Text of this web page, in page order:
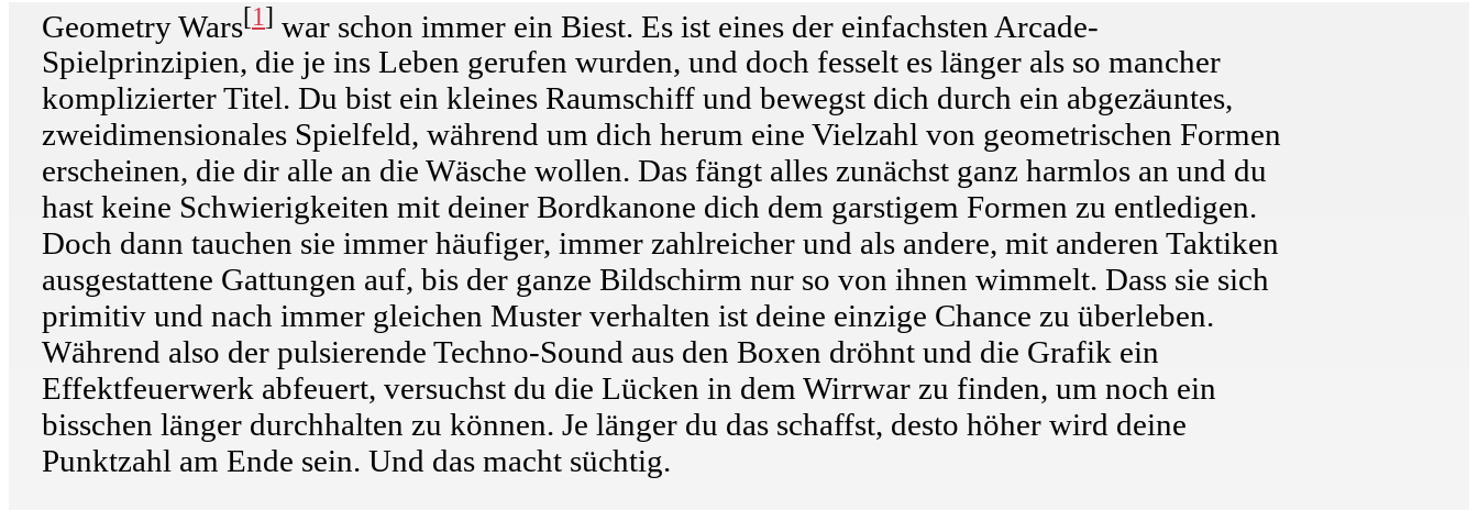
Geometry Wars[1] war schon immer ein Biest. Es ist eines der einfachsten Arcade-
Spielprinzipien, die je ins Leben gerufen wurden, und doch fesselt es länger als so mancher
komplizierter Titel. Du bist ein kleines Raumschiff und bewegst dich durch ein abgezäuntes,
zweidimensionales Spielfeld, während um dich herum eine Vielzahl von geometrischen Formen
erscheinen, die dir alle an die Wäsche wollen. Das fängt alles zunächst ganz harmlos an und du
hast keine Schwierigkeiten mit deiner Bordkanone dich dem garstigem Formen zu entledigen.
Doch dann tauchen sie immer häufiger, immer zahlreicher und als andere, mit anderen Taktiken
ausgestattene Gattungen auf, bis der ganze Bildschirm nur so von ihnen wimmelt. Dass sie sich
primitiv und nach immer gleichen Muster verhalten ist deine einzige Chance zu überleben.
Während also der pulsierende Techno-Sound aus den Boxen dröhnt und die Grafik ein
Effektfeuerwerk abfeuert, versuchst du die Lücken in dem Wirrwar zu finden, um noch ein
bisschen länger durchhalten zu können. Je länger du das schaffst, desto höher wird deine
Punktzahl am Ende sein. Und das macht süchtig.